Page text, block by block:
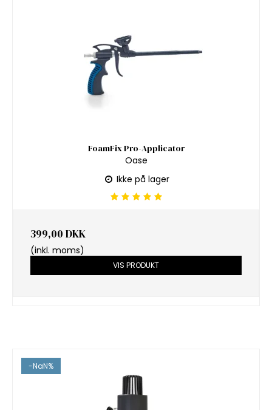
FoamFix Pro-Applicator
Oase
Ikke på lager
399,00 DKK
(inkl. moms)
VIS PRODUKT
-NaN%